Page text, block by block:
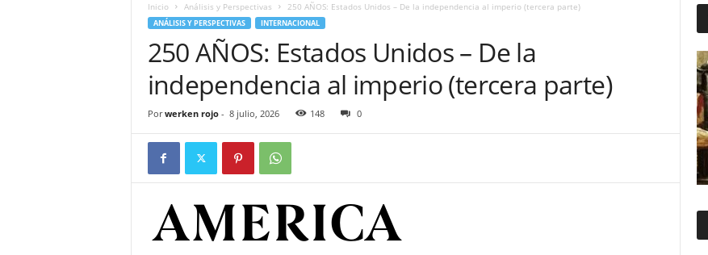
Inicio Análisis y Perspectivas 250 AÑOS: Estados Unidos – De la independencia al imperio (tercera parte)
ANÁLISIS Y PERSPECTIVAS INTERNACIONAL
250 AÑOS: Estados Unidos – De la
independencia al imperio (tercera parte)
Por werken rojo- 8 julio, 2026 148 0